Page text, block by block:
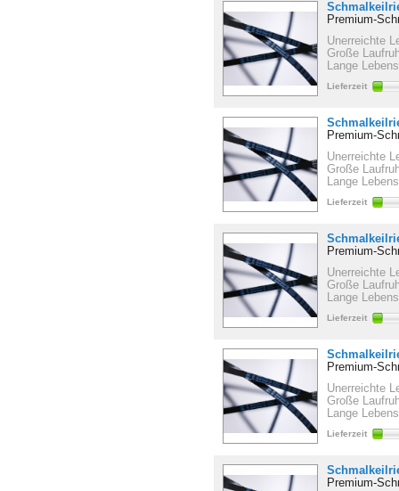
Premium-
Unerreichte
Große
Lange
Lieferzeit
Premium-
Unerreichte
Große
Lange
Lieferzeit
Premium-
Unerreichte
Große
Lange
Lieferzeit
Premium-
Unerreichte
Große
Lange
Lieferzeit
Premium-